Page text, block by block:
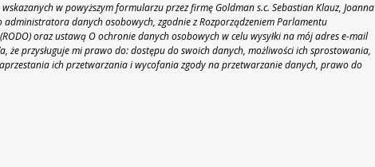
w powyższym formularzu przez firmę Goldman s.c. Sebastian Klauz, Joanna
administratora danych osobowych, zgodnie z Rozporządzeniem Parlamentu
oraz ustawą O ochronie danych osobowych w celu wysyłki na mój adres e-mail
że przysługuje mi prawo do: dostępu do swoich danych, możliwości ich sprostowania,
ich przetwarzania i wycofania zgody na przetwarzanie danych, prawo do